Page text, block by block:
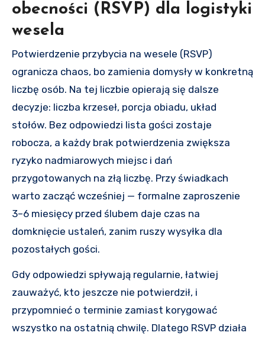
obecności (RSVP) dla logistyki
wesela
Potwierdzenie przybycia na wesele (RSVP)
ogranicza chaos, bo zamienia domysły w konkretną
liczbę osób. Na tej liczbie opierają się dalsze
decyzje: liczba krzeseł, porcja obiadu, układ
stołów. Bez odpowiedzi lista gości zostaje
robocza, a każdy brak potwierdzenia zwiększa
ryzyko nadmiarowych miejsc i dań
przygotowanych na złą liczbę. Przy świadkach
warto zacząć wcześniej — formalne zaproszenie
3–6 miesięcy przed ślubem daje czas na
domknięcie ustaleń, zanim ruszy wysyłka dla
pozostałych gości.
Gdy odpowiedzi spływają regularnie, łatwiej
zauważyć, kto jeszcze nie potwierdził, i
przypomnieć o terminie zamiast korygować
wszystko na ostatnią chwilę. Dlatego RSVP działa